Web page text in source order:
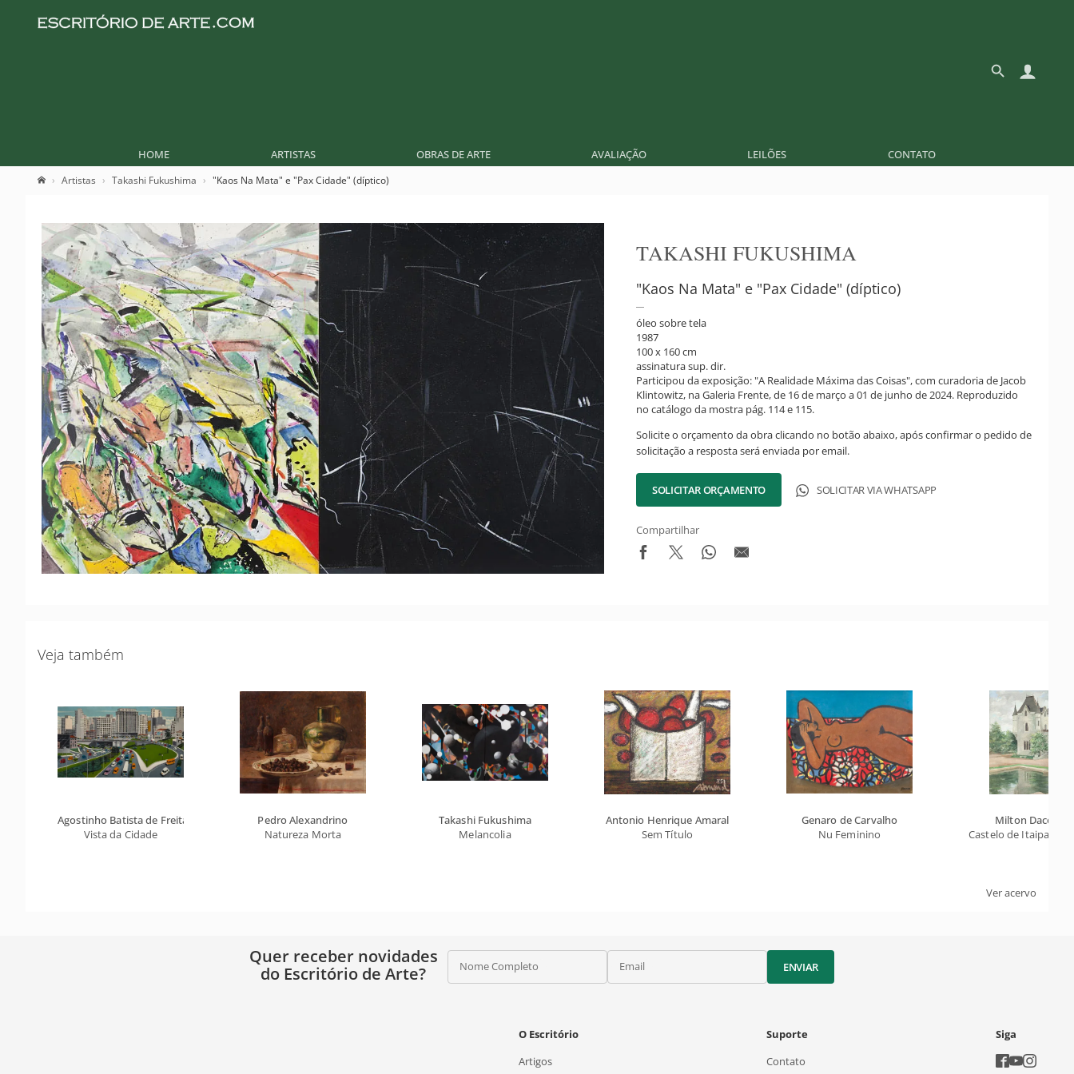
HOME ARTISTAS OBRAS DE ARTE AVALIAÇÃO LEILÕES CONTATO
Artistas Takashi Fukushima "Kaos Na Mata" e "Pax Cidade" (díptico)
TAKASHI FUKUSHIMA
"Kaos Na Mata" e "Pax Cidade" (díptico)
óleo sobre tela
1987
100 x 160 cm
assinatura sup. dir.
Participou da exposição: "A Realidade Máxima das Coisas", com curadoria de Jacob
Klintowitz, na Galeria Frente, de 16 de março a 01 de junho de 2024. Reproduzido
no catálogo da mostra pág. 114 e 115.
Solicite o orçamento da obra clicando no botão abaixo, após confirmar o pedido de
solicitação a resposta será enviada por email.
SOLICITAR ORÇAMENTO SOLICITAR VIA WHATSAPP
Compartilhar
Veja também
Agostinho Batista de Freitas
Vista da Cidade
Pedro Alexandrino
Natureza Morta
Takashi Fukushima
Melancolia
Antonio Henrique Amaral
Sem Título
Genaro de Carvalho
Nu Feminino
Milton Dacosta
Castelo de Itaipava
Ver acervo
Quer receber novidades
do Escritório de Arte?
Nome Completo Email ENVIAR
O Escritório
Artigos
Suporte
Contato
Siga